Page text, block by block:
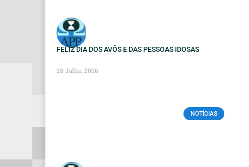
FELIZ DIA DOS AVÕS E DAS PESSOAS IDOSAS
28 Julho, 2026
NOTÍCIAS